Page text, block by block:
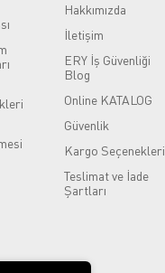
Hakkımızda
İletişim
ERY İş Güvenliği
Blog
Online KATALOG
Güvenlik
Kargo Seçenekleri
Teslimat ve İade
Şartları